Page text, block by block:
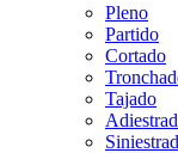
Pleno
Partido
Cortado
Tajado